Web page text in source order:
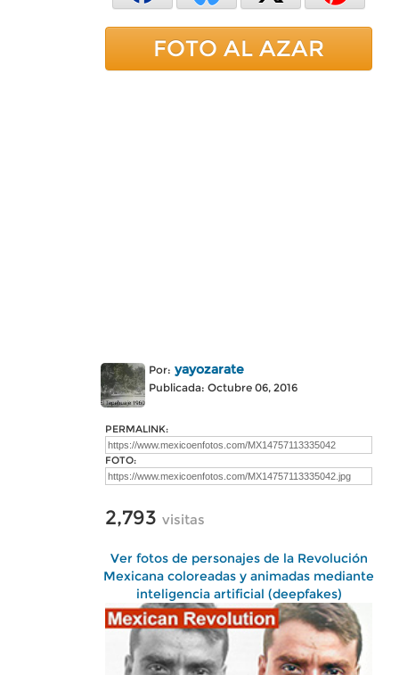
FOTO AL AZAR
Por: yayozarate
Publicada: Octubre 06, 2016
PERMALINK:
FOTO:
2,793 visitas
Ver fotos de personajes de la Revolución
Mexicana coloreadas y animadas mediante
inteligencia artificial (deepfakes)